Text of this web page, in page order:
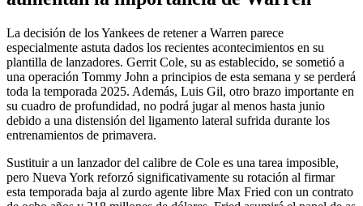
La decisión de los Yankees de retener a Warren parece
especialmente astuta dados los recientes acontecimientos en su
plantilla de lanzadores. Gerrit Cole, su as establecido, se sometió a
una operación Tommy John a principios de esta semana y se perderá
toda la temporada 2025. Además, Luis Gil, otro brazo importante en
su cuadro de profundidad, no podrá jugar al menos hasta junio
debido a una distensión del ligamento lateral sufrida durante los
entrenamientos de primavera.
Sustituir a un lanzador del calibre de Cole es una tarea imposible,
pero Nueva York reforzó significativamente su rotación al firmar
esta temporada baja al zurdo agente libre Max Fried con un contrato